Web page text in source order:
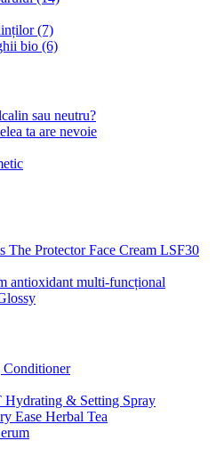
(7)
bio (6)
sau neutru?
ta are nevoie
Protector Face Cream LSF30
antioxidant multi-funcțional
& Setting Spray
Ease Herbal Tea